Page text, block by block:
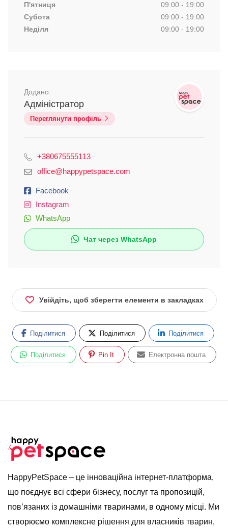
П'ятниця
09:00 - 19:00
Субота
09:00 - 19:00
Неділя
09:00 - 19:00
Додано:
Адміністратор
Переглянути профіль
+380675555113
office@happypetspace.com
Facebook
Instagram
WhatsApp
Чат через WhatsApp
Увійдіть, щоб зберегти елементи в закладках
Поділитися Поділитися Поділитися
Поділитися Pin It Електронна пошта
HappyPetSpace – це інноваційна інтернет-платформа,
що поєднує всі сфери бізнесу, послуг та пропозицій,
пов’язаних із домашніми тваринами, в одному місці. Ми
створюємо комплексне рішення для власників тварин,